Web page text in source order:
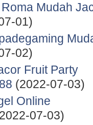
Mudah
01)
02)
Fruit Party
(2022-07-03)
Online
07-03)